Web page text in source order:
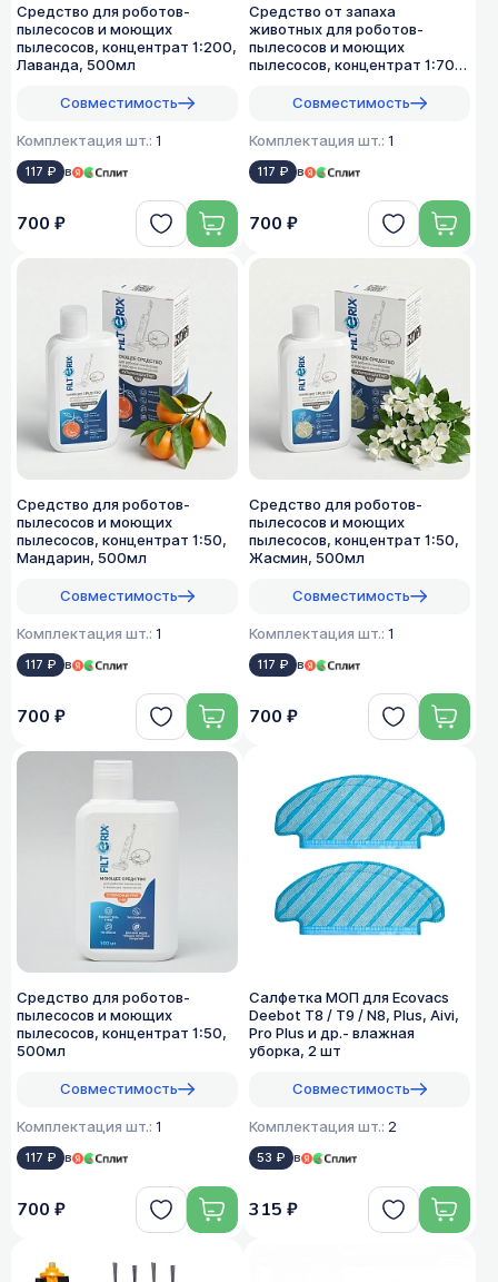
Средство для роботов-
пылесосов и моющих
пылесосов, концентрат 1:200,
Лаванда, 500мл
Совместимость
Комплектация шт.: 1
117 ₽ в
700 ₽
Средство от запаха
животных для роботов-
пылесосов и моющих
пылесосов, концентрат 1:70,
Совместимость
Комплектация шт.: 1
117 ₽ в
700 ₽
Средство для роботов-
пылесосов и моющих
пылесосов, концентрат 1:50,
Мандарин, 500мл
Совместимость
Комплектация шт.: 1
117 ₽ в
700 ₽
Средство для роботов-
пылесосов и моющих
пылесосов, концентрат 1:50,
Жасмин, 500мл
Совместимость
Комплектация шт.: 1
117 ₽ в
700 ₽
Средство для роботов-
пылесосов и моющих
пылесосов, концентрат 1:50,
500мл
Совместимость
Комплектация шт.: 1
117 ₽ в
700 ₽
Салфетка МОП для Ecovacs
Deebot T8 / T9 / N8, Plus, Aivi,
Pro Plus и др.- влажная
уборка, 2 шт
Совместимость
Комплектация шт.: 2
53 ₽ в
315 ₽